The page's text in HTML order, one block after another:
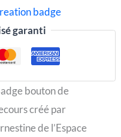
badge
garanti
bouton de
créé par
de l’Espace